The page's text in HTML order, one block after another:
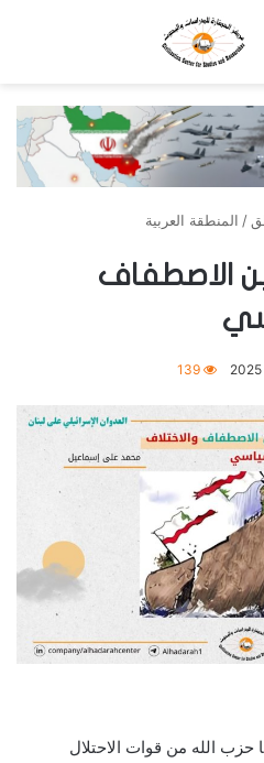
/ المنطقة العربية
الاصطفاف
139
حزب الله من قوات الاحتلال